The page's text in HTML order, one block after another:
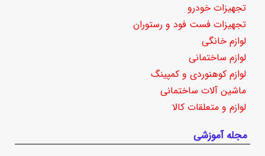
تجهیزات خودرو
تجهیزات فست فود و رستوران
لوازم خانگی
لوازم ساختمانی
لوازم کوهنوردی و کمپینگ
ماشین آلات ساختمانی
لوازم و متعلقات کالا
مجله آموزشی